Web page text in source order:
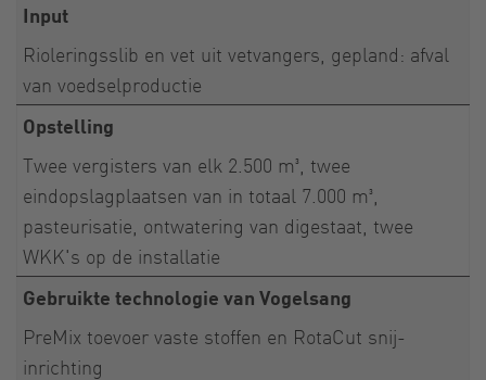
Input
Rioleringsslib en vet uit vetvangers, gepland: afval
van voedselproductie
Opstelling
Twee vergisters van elk 2.500 m³, twee
eindopslagplaatsen van in totaal 7.000 m³,
pasteurisatie, ontwatering van digestaat, twee
WKK's op de installatie
Gebruikte technologie van Vogelsang
PreMix toevoer vaste stoffen en RotaCut snij-
inrichting